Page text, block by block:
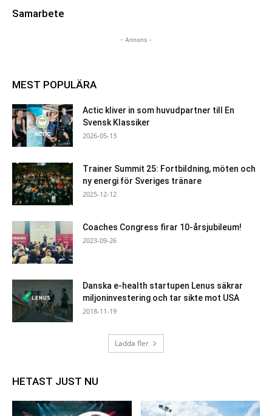
Samarbete
- Annons -
MEST POPULÄRA
Actic kliver in som huvudpartner till En
Svensk Klassiker
2026-05-13
Trainer Summit 25: Fortbildning, möten och
ny energi för Sveriges tränare
2025-12-12
Coaches Congress firar 10-årsjubileum!
2023-09-26
Danska e-health startupen Lenus säkrar
miljoninvestering och tar sikte mot USA
2018-11-19
Ladda fler
HETAST JUST NU